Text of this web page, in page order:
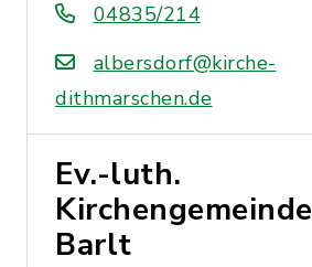
04835/214
albersdorf@kirche-
dithmarschen.de
Ev.-luth.
Kirchengemeinde
Barlt